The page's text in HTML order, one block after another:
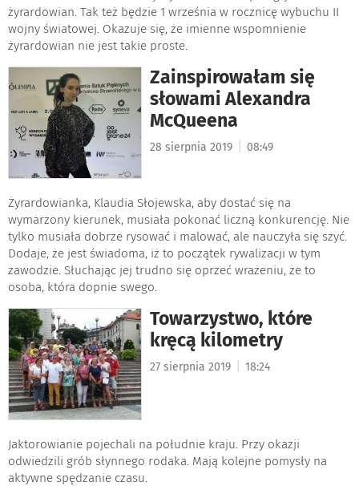
żyrardowian. Tak też będzie 1 września w rocznicę wybuchu II
wojny światowej. Okazuje się, że imienne wspomnienie
żyrardowian nie jest takie proste.
Zainspirowałam się
słowami Alexandra
McQueena
28 sierpnia 2019 08:49
Żyrardowianka, Klaudia Słojewska, aby dostać się na
wymarzony kierunek, musiała pokonać liczną konkurencję. Nie
tylko musiała dobrze rysować i malować, ale nauczyła się szyć.
Dodaje, że jest świadoma, iż to początek rywalizacji w tym
zawodzie. Słuchając jej trudno się oprzeć wrażeniu, że to
osoba, która dopnie swego.
Towarzystwo, które
kręcą kilometry
27 sierpnia 2019 18:24
Jaktorowianie pojechali na południe kraju. Przy okazji
odwiedzili grób słynnego rodaka. Mają kolejne pomysły na
aktywne spędzanie czasu.